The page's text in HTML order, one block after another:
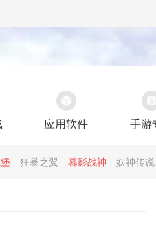
应用软件 手游
狂暴之翼 暮影战神 妖神传说